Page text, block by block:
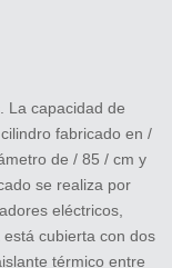
La capacidad de
fabricado en /
de / 85 / cm y
se realiza por
eléctricos,
cubierta con dos
térmico entre